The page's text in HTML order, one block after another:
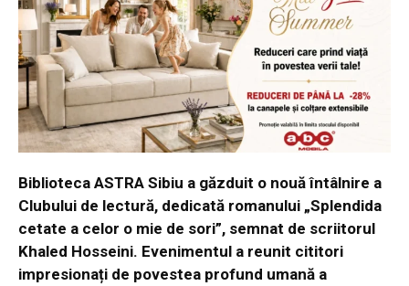
Biblioteca ASTRA Sibiu a găzduit o nouă întâlnire a
Clubului de lectură, dedicată romanului „Splendida
cetate a celor o mie de sori”, semnat de scriitorul
Khaled Hosseini. Evenimentul a reunit cititori
impresionați de povestea profund umană a